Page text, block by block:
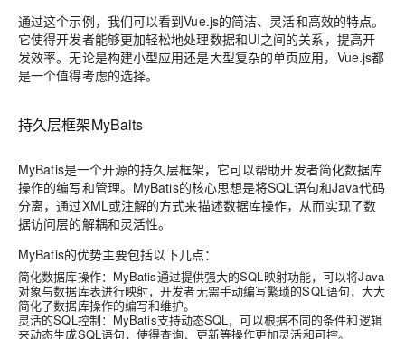
通过这个示例，我们可以看到Vue.js的简洁、灵活和高效的特点。
它使得开发者能够更加轻松地处理数据和UI之间的关系，提高开
发效率。无论是构建小型应用还是大型复杂的单页应用，Vue.js都
是一个值得考虑的选择。
持久层框架MyBaits
MyBatis是一个开源的持久层框架，它可以帮助开发者简化数据库
操作的编写和管理。MyBatis的核心思想是将SQL语句和Java代码
分离，通过XML或注解的方式来描述数据库操作，从而实现了数
据访问层的解耦和灵活性。
MyBatis的优势主要包括以下几点：
简化数据库操作：MyBatis通过提供强大的SQL映射功能，可以将Java
对象与数据库表进行映射，开发者无需手动编写繁琐的SQL语句，大大
简化了数据库操作的编写和维护。
灵活的SQL控制：MyBatis支持动态SQL，可以根据不同的条件和逻辑
来动态生成SQL语句，使得查询、更新等操作更加灵活和可控。